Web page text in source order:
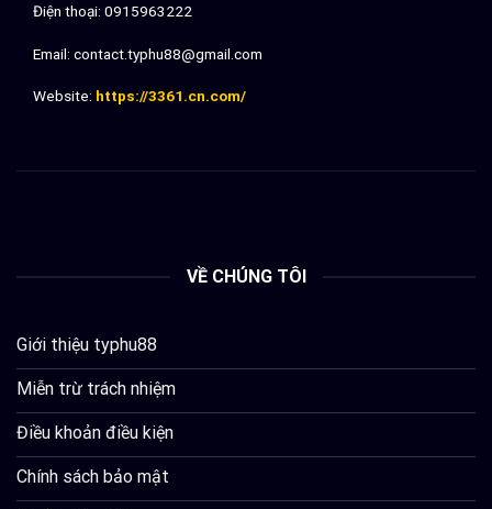
Điện thoại: 0915963222
Email: contact.typhu88@gmail.com
Website: https://3361.cn.com/
VỀ CHÚNG TÔI
Giới thiệu typhu88
Miễn trừ trách nhiệm
Điều khoản điều kiện
Chính sách bảo mật